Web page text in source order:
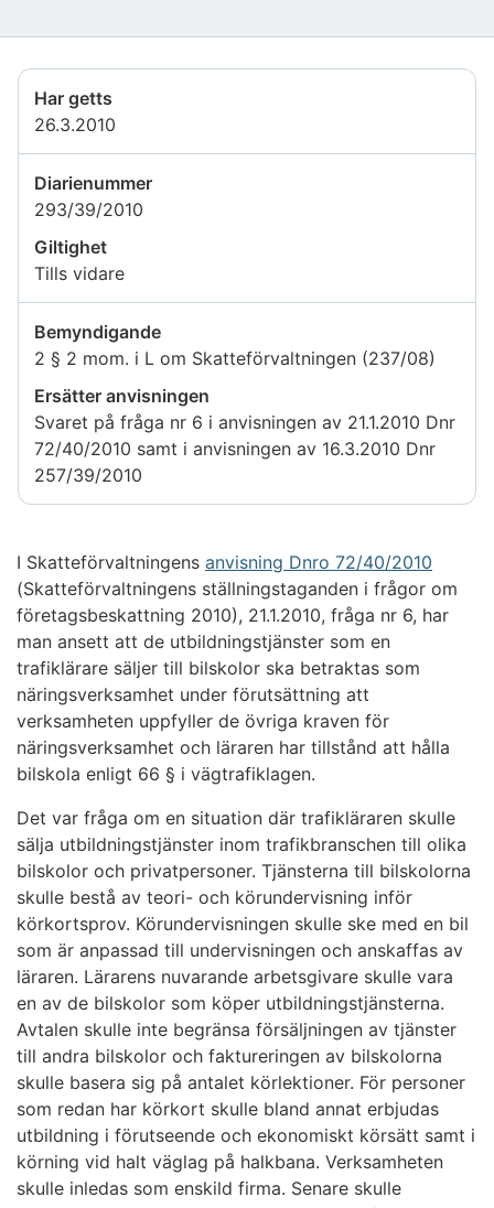
Har getts
26.3.2010
Diarienummer
293/39/2010
Giltighet
Tills vidare
Bemyndigande
2 § 2 mom. i L om Skatteförvaltningen (237/08)
Ersätter anvisningen
Svaret på fråga nr 6 i anvisningen av 21.1.2010 Dnr
72/40/2010 samt i anvisningen av 16.3.2010 Dnr
257/39/2010
I Skatteförvaltningens anvisning Dnro 72/40/2010
(Skatteförvaltningens ställningstaganden i frågor om
företagsbeskattning 2010), 21.1.2010, fråga nr 6, har
man ansett att de utbildningstjänster som en
trafiklärare säljer till bilskolor ska betraktas som
näringsverksamhet under förutsättning att
verksamheten uppfyller de övriga kraven för
näringsverksamhet och läraren har tillstånd att hålla
bilskola enligt 66 § i vägtrafiklagen.
Det var fråga om en situation där trafikläraren skulle
sälja utbildningstjänster inom trafikbranschen till olika
bilskolor och privatpersoner. Tjänsterna till bilskolorna
skulle bestå av teori- och körundervisning inför
körkortsprov. Körundervisningen skulle ske med en bil
som är anpassad till undervisningen och anskaffas av
läraren. Lärarens nuvarande arbetsgivare skulle vara
en av de bilskolor som köper utbildningstjänsterna.
Avtalen skulle inte begränsa försäljningen av tjänster
till andra bilskolor och faktureringen av bilskolorna
skulle basera sig på antalet körlektioner. För personer
som redan har körkort skulle bland annat erbjudas
utbildning i förutseende och ekonomiskt körsätt samt i
körning vid halt väglag på halkbana. Verksamheten
skulle inledas som enskild firma. Senare skulle